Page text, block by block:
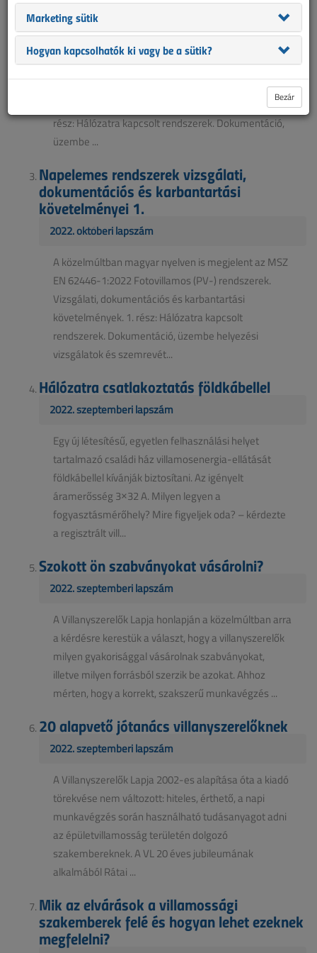
2022. novemberi lapszám
Az októberi lapszámban kezdtük el a közelmúltban
magyar nyelven is megjelent az MSZ EN 62446-
1:2022 Fotovillamos (PV-) rendszerek. Vizsgálati,
dokumentációs és karbantartási követelmények. 1.
rész: Hálózatra kapcsolt rendszerek. Dokumentáció,
üzembe ...
Napelemes rendszerek vizsgálati,
dokumentációs és karbantartási
követelményei 1.
2022. októberi lapszám
A közelmúltban magyar nyelven is megjelent az MSZ
EN 62446-1:2022 Fotovillamos (PV-) rendszerek.
Vizsgálati, dokumentációs és karbantartási
követelmények. 1. rész: Hálózatra kapcsolt
rendszerek. Dokumentáció, üzembe helyezési
vizsgálatok és szemrevét...
Hálózatra csatlakoztatás földkábellel
2022. szeptemberi lapszám
Egy új létesítésű, egyetlen felhasználási helyet
tartalmazó családi ház villamosenergia-ellátását
földkábellel kívánják biztosítani. Az igényelt
áramerősség 3×32 A. Milyen legyen a
fogyasztásmérőhely? Mire figyeljek oda? – kérdezte
a regisztrált vill...
Szokott ön szabványokat vásárolni?
2022. szeptemberi lapszám
A Villanyszerelők Lapja honlapján a közelmúltban arra
a kérdésre kerestük a választ, hogy a villanyszerelők
milyen gyakorisággal vásárolnak szabványokat,
illetve milyen forrásból szerzik be azokat. Ahhoz
mérten, hogy a korrekt, szakszerű munkavégzés ...
20 alapvető jótanács villanyszerelőknek
2022. szeptemberi lapszám
A Villanyszerelők Lapja 2002-es alapítása óta a kiadó
törekvése nem változott: hiteles, érthető, a napi
munkavégzés során használható tudásanyagot adni
az épületvillamosság területén dolgozó
szakembereknek. A VL 20 éves jubileumának
alkalmából Rátai ...
Mik az elvárások a villamossági
szakemberek felé és hogyan lehet ezeknek
megfelelni?
Marketing sütik
Hogyan kapcsolhatók ki vagy be a sütik?
Bezár